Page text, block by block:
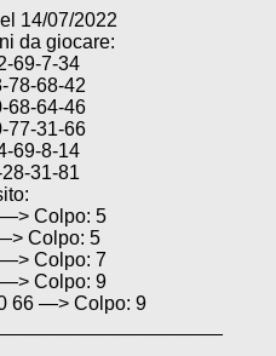
14/07/2022
da giocare:
69-7-34
78-68-42
68-64-46
77-31-66
69-8-14
31-81
Colpo: 5
Colpo: 5
Colpo: 7
Colpo: 9
66 —> Colpo: 9